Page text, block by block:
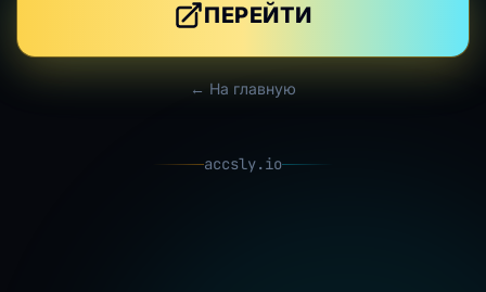
ПЕРЕЙТИ
← На главную
accsly.io